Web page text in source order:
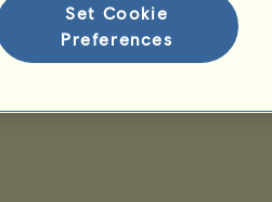
Set Cookie
Preferences